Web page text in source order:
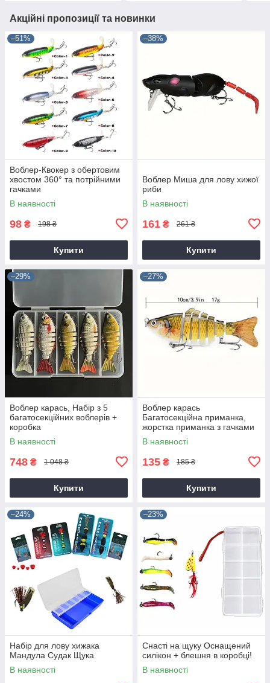
Акційні пропозиції та новинки
–51%
Воблер-Квокер з обертовим
хвостом 360° та потрійними
гачками
В наявності
98 ₴ 198 ₴
Купити
–38%
Воблер Миша для лову хижої
риби
В наявності
161 ₴ 261 ₴
Купити
–29%
Воблер карась, Набір з 5
багатосекційних воблерів +
коробка
В наявності
748 ₴ 1 048 ₴
Купити
–27%
Воблер карась
Багатосекційна приманка,
жорстка приманка з гачками
В наявності
135 ₴ 185 ₴
Купити
–24%
Набір для лову хижака
Мандула Судак Щука
В наявності
–23%
Снасті на щуку Оснащений
силікон + блешня в коробці!
В наявності